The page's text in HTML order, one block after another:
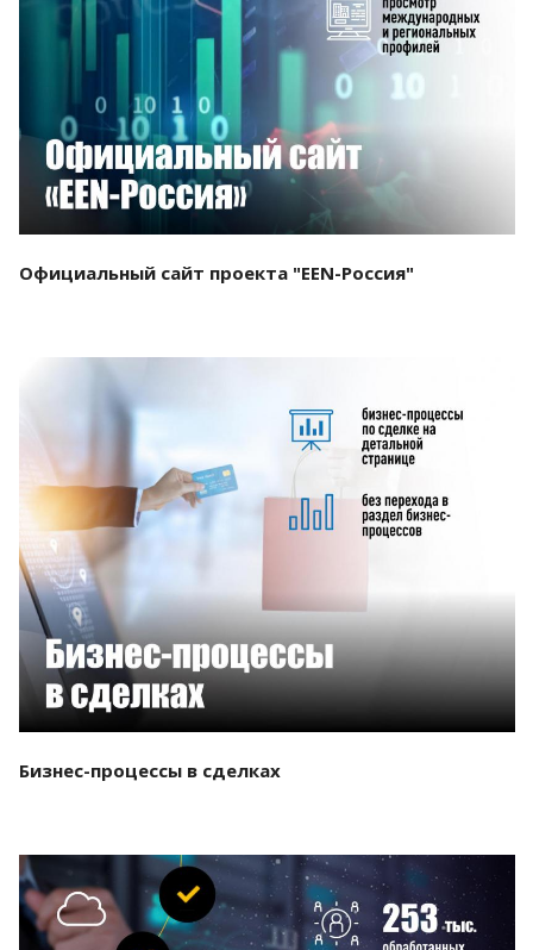
Смотреть проект
Официальный сайт проекта "EEN-Россия"
Бизнес-процессы в сделках